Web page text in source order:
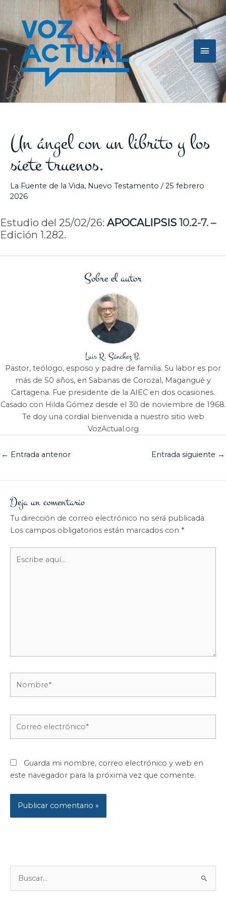
contenido
Un ángel con un librito y los
siete truenos.
La Fuente de la Vida, Nuevo Testamento /25 febrero
2026
Estudio del 25/02/26: APOCALIPSIS 10.2-7. –
Edición 1.282.
Sobre el autor
Luis R. Sánchez B.
Pastor, teólogo, esposo y padre de familia. Su labor es por
más de 50 años, en Sabanas de Corozal, Magangué y
Cartagena. Fue presidente de la AIEC en dos ocasiones.
Casado con Hilda Gómez desde el 30 de noviembre de 1968.
Te doy una cordial bienvenida a nuestro sitio web
VozActual.org
← Entrada anterior Entrada siguiente →
Deja un comentario
Tu dirección de correo electrónico no será publicada.
Los campos obligatorios están marcados con *
aquí...
Guarda mi nombre, correo electrónico y web en
este navegador para la próxima vez que comente.
U